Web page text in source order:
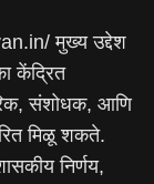
मुख्य उद्देश
केंद्रित
संशोधक, आणि
मिळू शकते.
निर्णय,